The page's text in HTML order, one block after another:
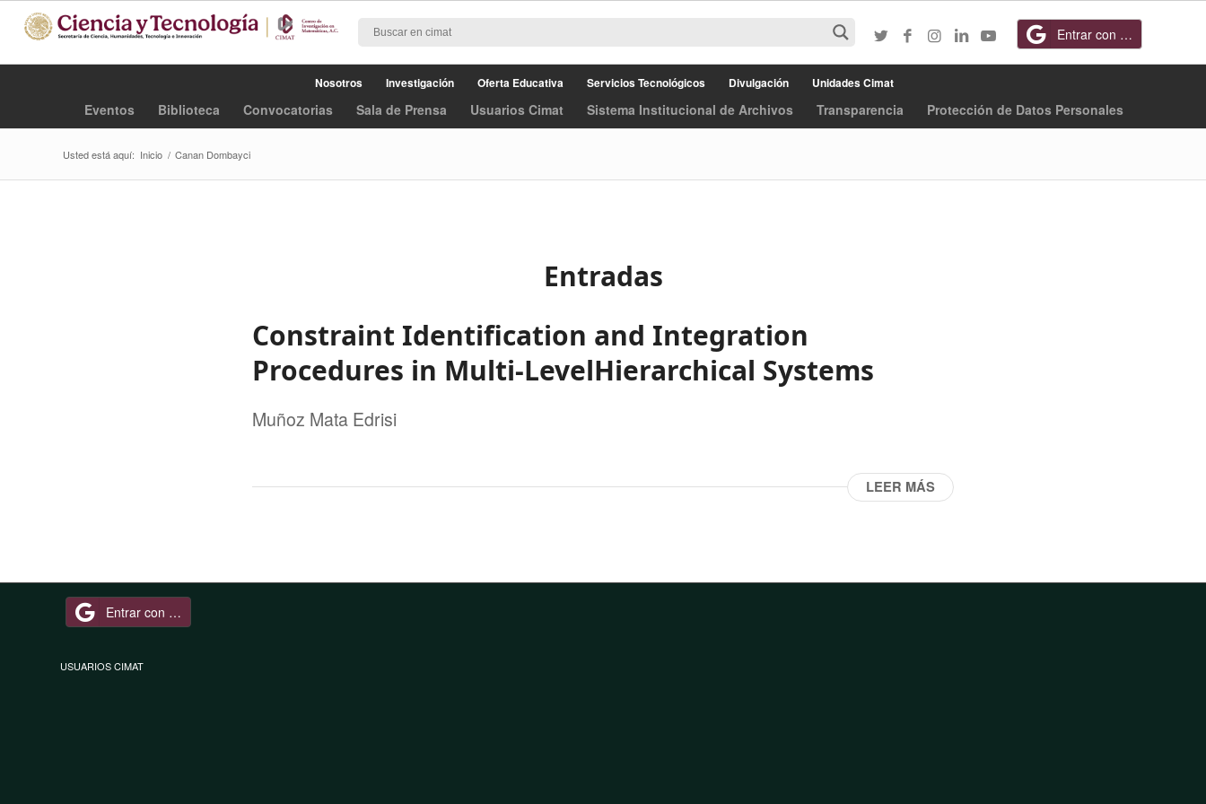
Entrar con Google
Nosotros Investigación Oferta Educativa Servicios Tecnológicos Divulgación Unidades Cimat
Eventos Biblioteca Convocatorias Sala de Prensa Usuarios Cimat Sistema Institucional de Archivos Transparencia Protección de Datos Personales
Usted está aquí: Inicio / Canan Dombayci
Entradas
Constraint Identification and Integration
Procedures in Multi-LevelHierarchical Systems
Muñoz Mata Edrisi
LEER MÁS
Entrar con Google
USUARIOS CIMAT